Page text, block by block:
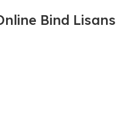
Bind Lisans